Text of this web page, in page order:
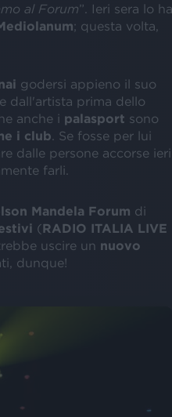
al Forum”. Ieri sera lo ha
; questa volta,
godersi appieno il suo
dall'artista prima dello
anche i palasport sono
i club . Se fosse per lui
dalle persone accorse ieri
farli.
Mandela Forum di
(RADIO ITALIA LIVE
uscire un nuovo
dunque!